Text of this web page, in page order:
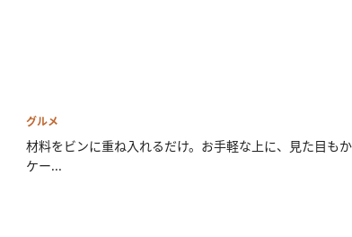
グルメ
材料をビンに重ね入れるだけ。お手軽な上に、見た目も
ケー...